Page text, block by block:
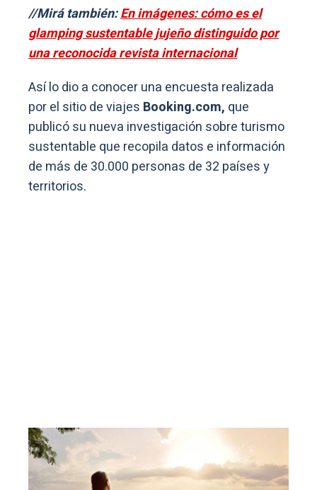
//Mirá también:En imágenes: cómo es el
glamping sustentable jujeño distinguido por
una reconocida revista internacional
Así lo dio a conocer una encuesta realizada
por el sitio de viajes Booking.com, que
publicó su nueva investigación sobre turismo
sustentable que recopila datos e información
de más de 30.000 personas de 32 países y
territorios.